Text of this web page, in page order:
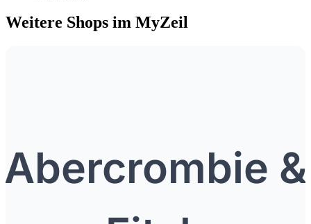
Weitere Shops im MyZeil
Abercrombie &